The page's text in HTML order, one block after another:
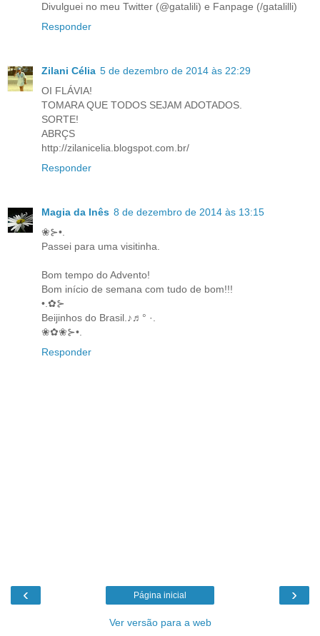
Divulguei no meu Twitter (@gatalili) e Fanpage (/gatalilli)
Responder
Zilani Célia 5 de dezembro de 2014 às 22:29
OI FLÁVIA!
TOMARA QUE TODOS SEJAM ADOTADOS.
SORTE!
ABRÇS
http://zilanicelia.blogspot.com.br/
Responder
Magia da Inês 8 de dezembro de 2014 às 13:15
❀⊱•.
Passei para uma visitinha.
Bom tempo do Advento!
Bom início de semana com tudo de bom!!!
•.✿⊱
Beijinhos do Brasil.♪♬° ·.
❀✿❀⊱•.
Responder
‹ ›
Página inicial
Ver versão para a web